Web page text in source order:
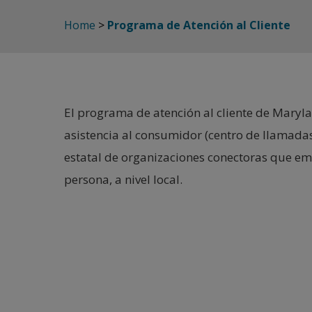
Home > Programa de Atención al Cliente
El programa de atención al cliente de
asistencia al consumidor (centro de
estatal de organizaciones conectoras que
persona, a nivel local.